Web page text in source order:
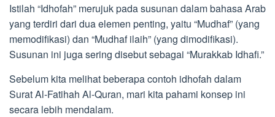
Istilah “Idhofah” merujuk pada susunan dalam bahasa Arab
yang terdiri dari dua elemen penting, yaitu “Mudhaf” (yang
memodifikasi) dan “Mudhaf ilaih” (yang dimodifikasi).
Susunan ini juga sering disebut sebagai “Murakkab Idhafi.”
Sebelum kita melihat beberapa contoh idhofah dalam
Surat Al-Fatihah Al-Quran, mari kita pahami konsep ini
secara lebih mendalam.